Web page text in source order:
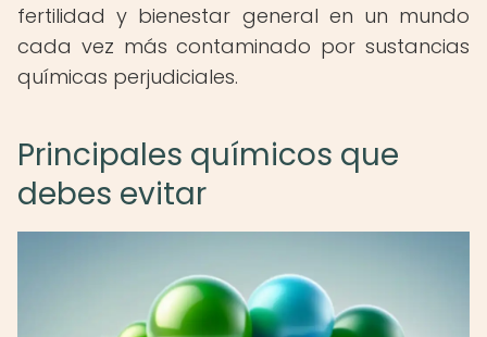
fertilidad y bienestar general en un mundo
cada vez más contaminado por sustancias
químicas perjudiciales.
Principales químicos que
debes evitar